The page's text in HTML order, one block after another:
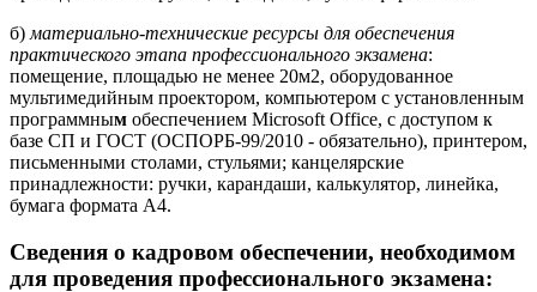
б) материально-технические ресурсы для обеспечения
практического этапа профессионального экзамена:
помещение, площадью не менее 20м2, оборудованное
мультимедийным проектором, компьютером с установленным
программным обеспечением Microsoft Office, с доступом к
базе СП и ГОСТ (ОСПОРБ-99/2010 - обязательно), принтером,
письменными столами, стульями; канцелярские
принадлежности: ручки, карандаши, калькулятор, линейка,
бумага формата А4.
Сведения о кадровом обеспечении, необходимом
для проведения профессионального экзамена: